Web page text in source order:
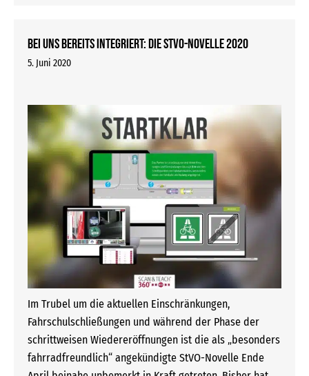
Bei uns bereits integriert: Die StVO-Novelle 2020
5. Juni 2020
Im Trubel um die aktuellen Einschränkungen,
Fahrschulschließungen und während der Phase der
schrittweisen Wiedereröffnungen ist die als „besonders
fahrradfreundlich“ angekündigte StVO-Novelle Ende